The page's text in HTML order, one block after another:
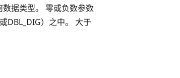
据类型。 零或负数参数
DBL_DIG）之中。 大于